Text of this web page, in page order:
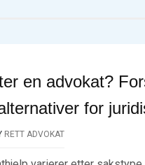
en advokat?
for
RETT ADVOKAT